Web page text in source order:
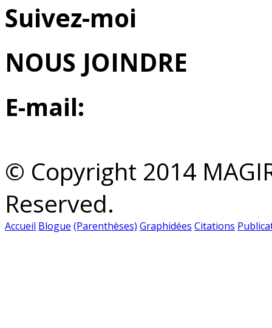
Suivez-moi
NOUS JOINDRE
E-mail:
© Copyright 2014
Reserved.
Accueil Blogue (Parenthèses) Graphidées Citations